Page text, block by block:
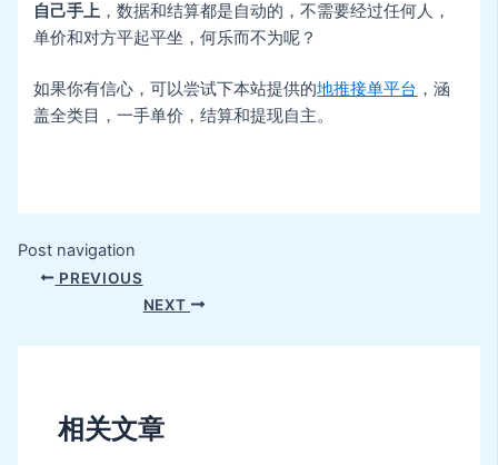
自己手上 ，数据和结算都是自动的，不需要经过任何人，
单价和对方平起平坐，何乐而不为呢？
如果你有信心，可以尝试下本站提供的地推接单平台 ，涵
盖全类目，一手单价，结算和提现自主。
Post navigation
PREVIOUS
NEXT
相关文章